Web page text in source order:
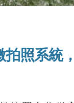
照系統